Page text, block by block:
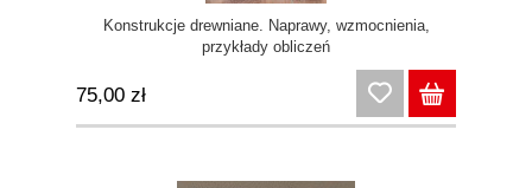
Konstrukcje drewniane. Naprawy, wzmocnienia,
przykłady obliczeń
75,00 zł